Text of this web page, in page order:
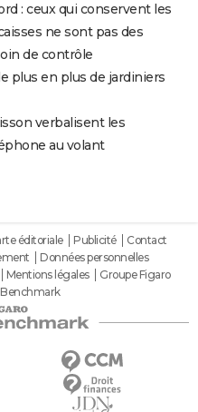
: ceux qui conservent les
ne sont pas des
de contrôle
plus en plus de jardiniers
verbalisent les
au volant
éditoriale Publicité
Contact
Données personnelles
Mentions légales
Groupe Figaro